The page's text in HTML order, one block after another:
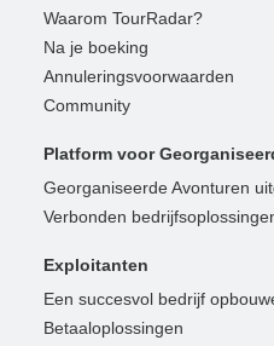
Waarom TourRadar?
Na je boeking
Annuleringsvoorwaarden
Community
Platform voor
Georganiseerde Avonturen
Verbonden
Exploitanten
Een succesvol bedrijf
Betaaloplossingen